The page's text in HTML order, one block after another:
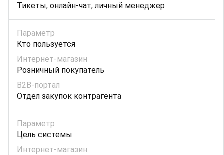
Тикеты, онлайн-чат, личный менеджер
Кто пользуется
Розничный покупатель
Отдел закупок контрагента
Цель системы